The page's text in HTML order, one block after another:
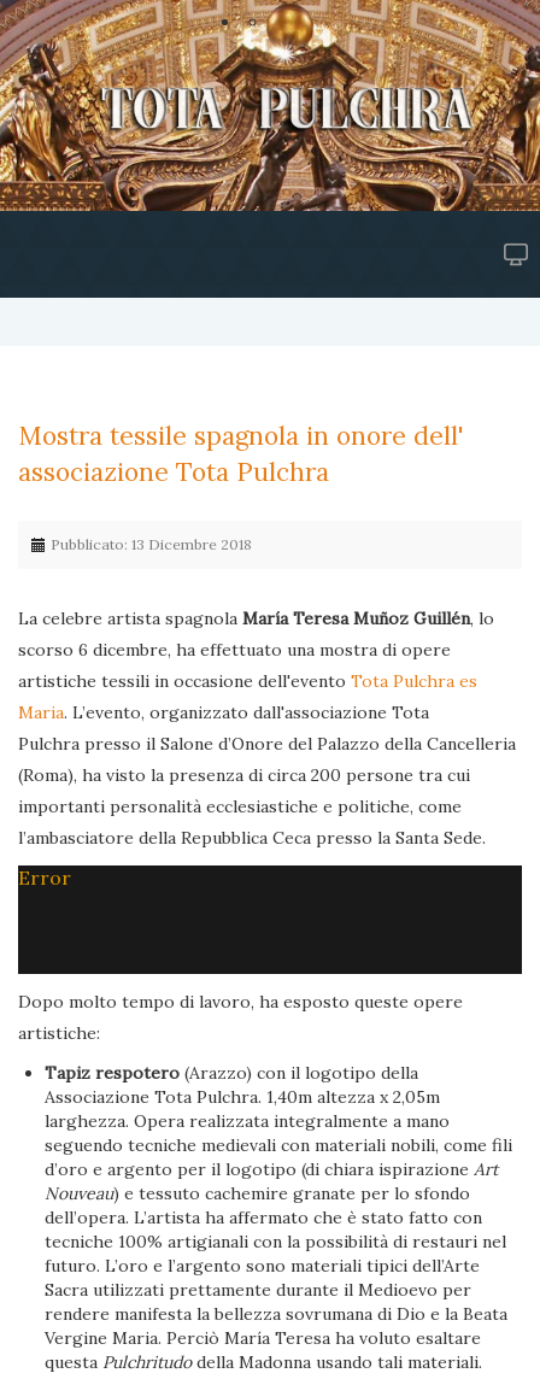
Mostra tessile spagnola in onore dell'
associazione Tota Pulchra
Pubblicato: 13 Dicembre 2018
La celebre artista spagnola María Teresa Muñoz Guillén, lo
scorso 6 dicembre, ha effettuato una mostra di opere
artistiche tessili in occasione dell'evento Tota Pulchra es
Maria. L’evento, organizzato dall'associazione Tota
Pulchra presso il Salone d’Onore del Palazzo della Cancelleria
(Roma), ha visto la presenza di circa 200 persone tra cui
importanti personalità ecclesiastiche e politiche, come
l’ambasciatore della Repubblica Ceca presso la Santa Sede.
Error
Dopo molto tempo di lavoro, ha esposto queste opere
artistiche:
Tapiz respotero (Arazzo) con il logotipo della
Associazione Tota Pulchra. 1,40m altezza x 2,05m
larghezza. Opera realizzata integralmente a mano
seguendo tecniche medievali con materiali nobili, come fili
d’oro e argento per il logotipo (di chiara ispirazioneArt
Nouveau) e tessuto cachemire granate per lo sfondo
dell’opera. L’artista ha affermato che è stato fatto con
tecniche 100% artigianali con la possibilità di restauri nel
futuro. L’oro e l’argento sono materiali tipici dell’Arte
Sacra utilizzati prettamente durante il Medioevo per
rendere manifesta la bellezza sovrumana di Dio e la Beata
Vergine Maria. Perciò María Teresa ha voluto esaltare
questa Pulchritudodella Madonna usando tali materiali.